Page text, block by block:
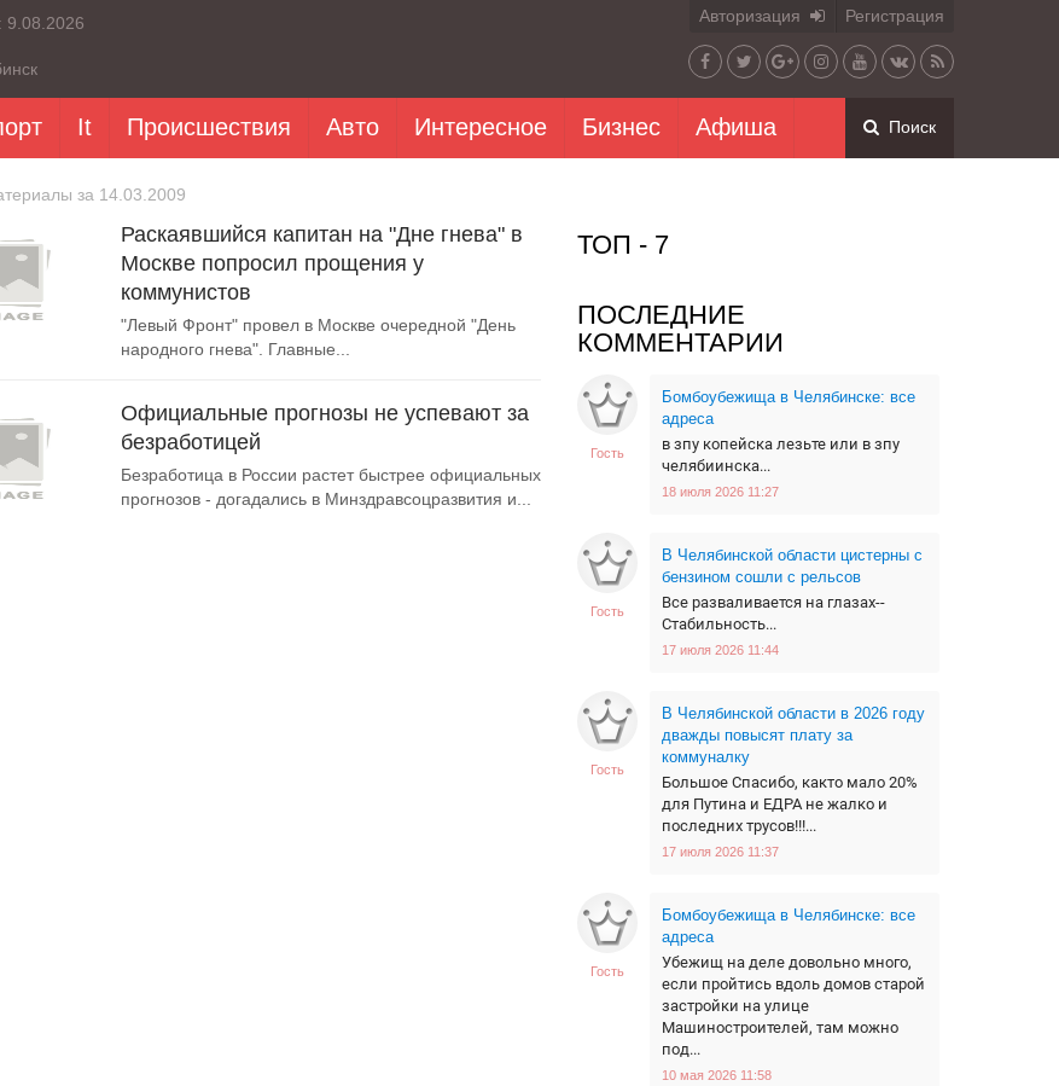
9.08.2026 Авторизация Регистрация
It Происшествия Авто Интересное Бизнес Афиша Поиск
ТОП - 7
ПОСЛЕДНИЕ
КОММЕНТАРИИ
Гость
Бомбоубежища в Челябинске: все
адреса
в зпу копейска лезьте или в зпу
челябиинска...
18 июля 2026 11:27
Гость
В Челябинской области цистерны с
бензином сошли с рельсов
Все разваливается на глазах--
Стабильность...
17 июля 2026 11:44
Гость
В Челябинской области в 2026 году
дважды повысят плату за
коммуналку
Большое Спасибо, както мало 20%
для Путина и ЕДРА не жалко и
последних трусов!!!...
17 июля 2026 11:37
Гость
Бомбоубежища в Челябинске: все
адреса
Убежищ на деле довольно много,
если пройтись вдоль домов старой
застройки на улице
Машиностроителей, там можно
под...
10 мая 2026 11:58
за 14.03.2009
Раскаявшийся капитан на "Дне гнева" в
Москве попросил прощения у
коммунистов
"Левый Фронт" провел в Москве очередной "День
народного гнева". Главные...
Официальные прогнозы не успевают за
безработицей
Безработица в России растет быстрее официальных
прогнозов - догадались в Минздравсоцразвития и...